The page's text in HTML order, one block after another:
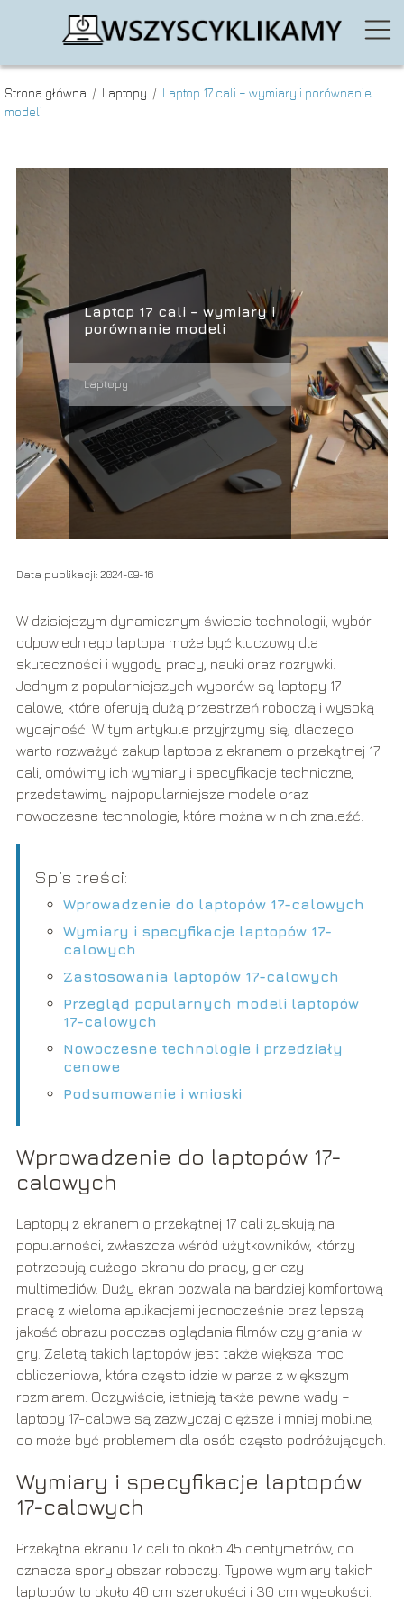
Strona główna / Laptopy / Laptop 17 cali – wymiary i porównanie
modeli
Laptop 17 cali – wymiary i
porównanie modeli
Laptopy
Data publikacji: 2024-09-16
W dzisiejszym dynamicznym świecie technologii, wybór
odpowiedniego laptopa może być kluczowy dla
skuteczności i wygody pracy, nauki oraz rozrywki.
Jednym z popularniejszych wyborów są laptopy 17-
calowe, które oferują dużą przestrzeń roboczą i wysoką
wydajność. W tym artykule przyjrzymy się, dlaczego
warto rozważyć zakup laptopa z ekranem o przekątnej 17
cali, omówimy ich wymiary i specyfikacje techniczne,
przedstawimy najpopularniejsze modele oraz
nowoczesne technologie, które można w nich znaleźć.
Spis treści:
Wprowadzenie do laptopów 17-calowych
Wymiary i specyfikacje laptopów 17-
calowych
Zastosowania laptopów 17-calowych
Przegląd popularnych modeli laptopów
17-calowych
Nowoczesne technologie i przedziały
cenowe
Podsumowanie i wnioski
Wprowadzenie do laptopów 17-
calowych
Laptopy z ekranem o przekątnej 17 cali zyskują na
popularności, zwłaszcza wśród użytkowników, którzy
potrzebują dużego ekranu do pracy, gier czy
multimediów. Duży ekran pozwala na bardziej komfortową
pracę z wieloma aplikacjami jednocześnie oraz lepszą
jakość obrazu podczas oglądania filmów czy grania w
gry. Zaletą takich laptopów jest także większa moc
obliczeniowa, która często idzie w parze z większym
rozmiarem. Oczywiście, istnieją także pewne wady –
laptopy 17-calowe są zazwyczaj cięższe i mniej mobilne,
co może być problemem dla osób często podróżujących.
Wymiary i specyfikacje laptopów
17-calowych
Przekątna ekranu 17 cali to około 45 centymetrów, co
oznacza spory obszar roboczy. Typowe wymiary takich
laptopów to około 40 cm szerokości i 30 cm wysokości.